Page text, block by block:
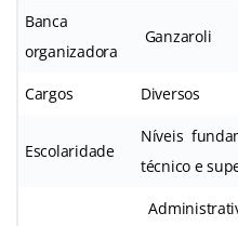
Banca
organizadora
Ganzaroli
Cargos Diversos
Escolaridade
Níveis
técnico e